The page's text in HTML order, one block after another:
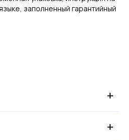
заполненный гарантийный
+
+